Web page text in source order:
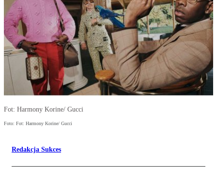
Fot: Harmony Korine/ Gucci
Foto: Fot: Harmony Korine/ Gucci
Redakcja Sukces